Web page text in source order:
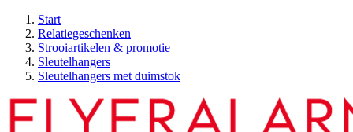
Start
Relatiegeschenken
Strooiartikelen & promotie
Sleutelhangers
Sleutelhangers met duimstok